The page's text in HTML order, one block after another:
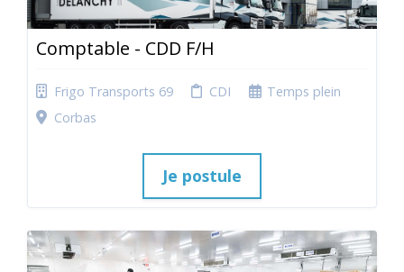
Comptable - CDD F/H
Frigo Transports 69 CDI
Temps plein
Corbas
Je postule